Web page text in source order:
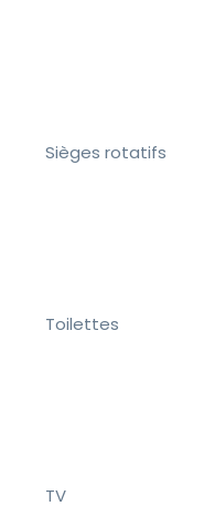
Sièges rotatifs
Toilettes
TV